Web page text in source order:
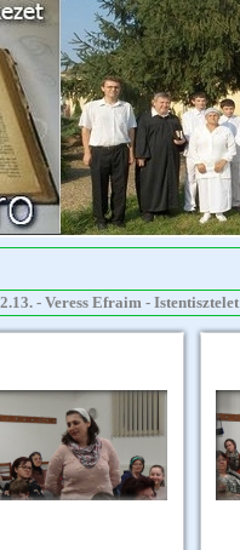
- Veress Efraim - Istentisztelet